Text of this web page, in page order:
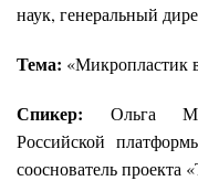
наук, генеральный
Тема: «Микропластик
Спикер: Ольга
Российской
сооснователь проекта